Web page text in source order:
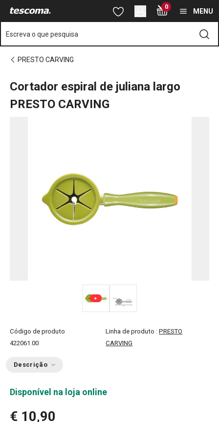
Está na página Cortador espiral de juliana largo PRESTO
Saltar para o conteúdo principal
Saltar para a pesquisa
Saltar para a navegação 0
MENU
Escreva o que pesquisa
PRESTO CARVING
Cortador espiral de juliana largo
PRESTO CARVING
Código de produto
422061.00
Linha de produto :PRESTO
CARVING
Descrição
Disponível na loja online
€ 10,90